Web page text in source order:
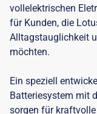
vollelektrischen
für Kunden, die
Alltagstauglichkeit
möchten.
Ein speziell
Batteriesystem mit
sorgen für